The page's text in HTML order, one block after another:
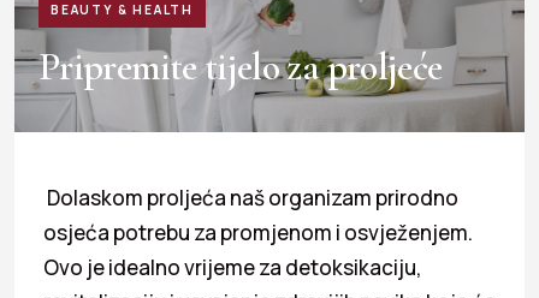
BEAUTY & HEALTH
Pripremite tijelo za proljeće
Dolaskom proljeća naš organizam prirodno
osjeća potrebu za promjenom i osvježenjem.
Ovo je idealno vrijeme za detoksikaciju,